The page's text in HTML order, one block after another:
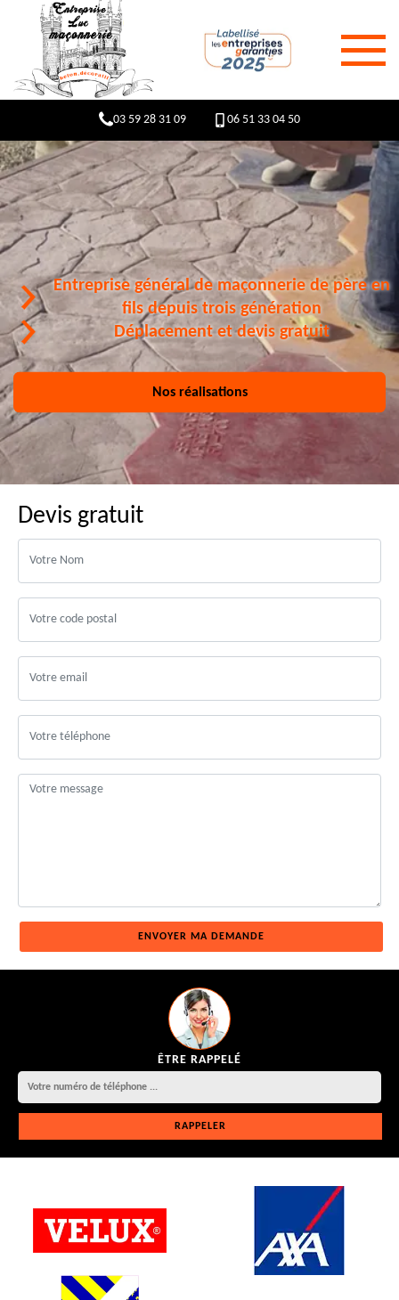
03 59 28 31 09 06 51 33 04 50
Entreprise général de maçonnerie de père en
fils depuis trois génération
Déplacement et devis gratuit
Nos réalisations
Devis gratuit
ÊTRE RAPPELÉ